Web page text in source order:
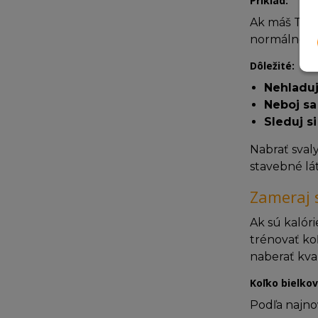
Ak máš
normálne
Dôležité:
Nehladuj
Neboj
Sleduj
Nabrať
stavebné
Zameraj
Ak sú
trénovať
naberať
Koľko
Podľa